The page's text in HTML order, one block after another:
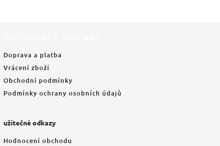
Doprava a platba
Vrácení zboží
Obchodní podmínky
Podmínky ochrany osobních údajů
užitečné odkazy
Hodnocení obchodu